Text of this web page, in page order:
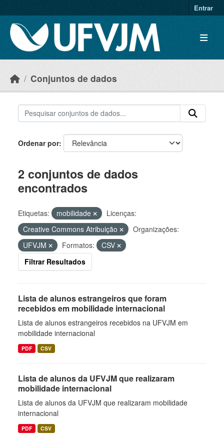
Entrar
Conjuntos de dados
Ordenar por
2 conjuntos de dados
encontrados
Etiquetas: mobilidade
Licenças:
Creative Commons Atribuição
Organizações:
UFVJM
Formatos:
CSV
Filtrar Resultados
Lista de alunos estrangeiros que foram
recebidos em mobilidade internacional
Lista de alunos estrangeiros recebidos na UFVJM em
mobilidade internacional
PDF CSV
Lista de alunos da UFVJM que realizaram
mobilidade internacional
Lista de alunos da UFVJM que realizaram mobilidade
internacional
PDF CSV